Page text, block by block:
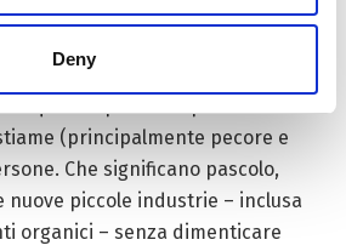
Deny
Tibet è la zona pastorale più
(principalmente pecore e
Che significano pascolo,
nuove piccole industrie – inclusa
organici – senza dimenticare